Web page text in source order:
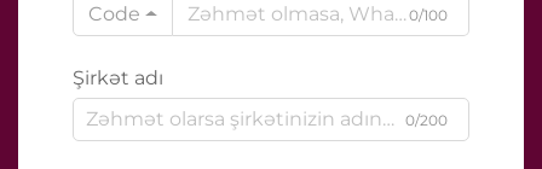
Code
0/100
Şirkət adı
0/200